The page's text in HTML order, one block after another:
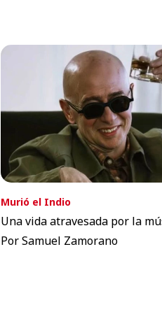
Murió el Indio
Una vida atravesada por la
Por Samuel Zamorano